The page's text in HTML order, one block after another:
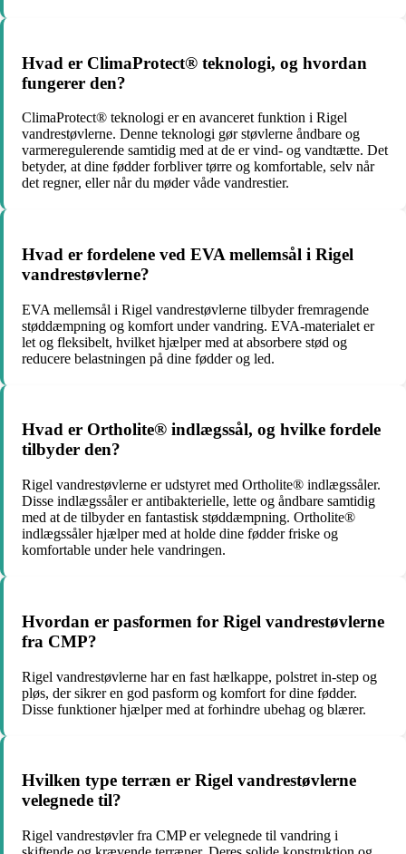
Hvad er ClimaProtect® teknologi, og hvordan
fungerer den?
ClimaProtect® teknologi er en avanceret funktion i Rigel
vandrestøvlerne. Denne teknologi gør støvlerne åndbare og
varmeregulerende samtidig med at de er vind- og vandtætte. Det
betyder, at dine fødder forbliver tørre og komfortable, selv når
det regner, eller når du møder våde vandrestier.
Hvad er fordelene ved EVA mellemsål i Rigel
vandrestøvlerne?
EVA mellemsål i Rigel vandrestøvlerne tilbyder fremragende
støddæmpning og komfort under vandring. EVA-materialet er
let og fleksibelt, hvilket hjælper med at absorbere stød og
reducere belastningen på dine fødder og led.
Hvad er Ortholite® indlægssål, og hvilke fordele
tilbyder den?
Rigel vandrestøvlerne er udstyret med Ortholite® indlægssåler.
Disse indlægssåler er antibakterielle, lette og åndbare samtidig
med at de tilbyder en fantastisk støddæmpning. Ortholite®
indlægssåler hjælper med at holde dine fødder friske og
komfortable under hele vandringen.
Hvordan er pasformen for Rigel vandrestøvlerne
fra CMP?
Rigel vandrestøvlerne har en fast hælkappe, polstret in-step og
pløs, der sikrer en god pasform og komfort for dine fødder.
Disse funktioner hjælper med at forhindre ubehag og blærer.
Hvilken type terræn er Rigel vandrestøvlerne
velegnede til?
Rigel vandrestøvler fra CMP er velegnede til vandring i